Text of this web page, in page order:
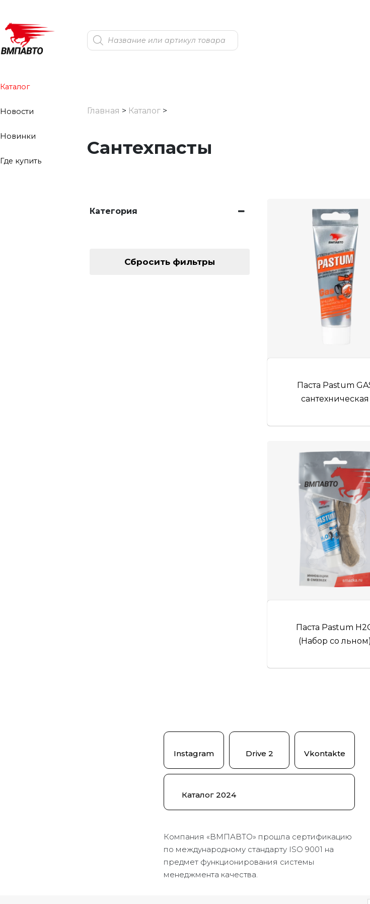
Каталог
Новости
Новинки
Где купить
Поиск
товаров
Главная > Каталог>
Сантехпасты
Категория
Сбросить фильтры
Паста Pastum
сантехническая
Паста Pastum
(Набор со льном)
Instagram Drive 2 Vkontakte
Каталог 2024
Компания «ВМПАВТО» прошла сертификацию
по международному стандарту ISO 9001 на
предмет функционирования системы
менеджмента качества.